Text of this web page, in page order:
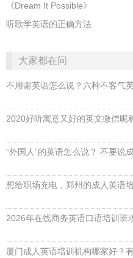
《Dream It Possible》
听歌学英语的正确方法
大家都在问
不用谢英语怎么说？六种不客气
2020好听寓意又好的英文微信昵
“外国人”的英语怎么说？ 不要说
厦门成人英语培训机构哪家好？